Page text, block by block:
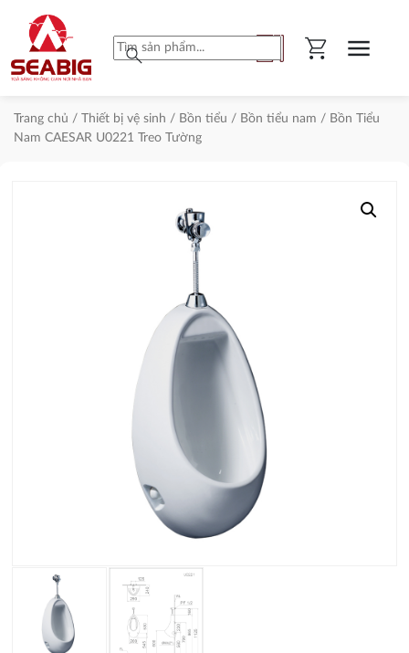
search shopping_cart menu
Trang chủ / Thiết bị vệ sinh / Bồn tiểu / Bồn tiểu nam / Bồn Tiểu
Nam CAESAR U0221 Treo Tường